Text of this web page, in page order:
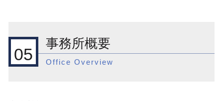
05
事務所概要
Office Overview